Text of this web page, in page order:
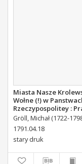
Miasta Nasze
Wołne (!) w
Rzeczypospolitey :
uchwalone Dnia 18.
kwietnia 1791.
Gröll, Michał (1722-
1791.04.18
stary druk